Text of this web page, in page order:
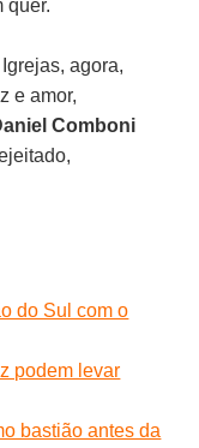
quer.
agora,
e amor,
Comboni
do Sul com o
podem levar
bastião antes da